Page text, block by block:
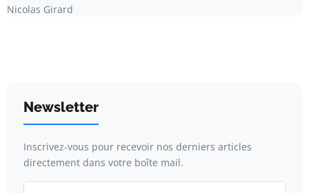
Nicolas Girard
Newsletter
Inscrivez-vous pour recevoir nos derniers articles
directement dans votre boîte mail.